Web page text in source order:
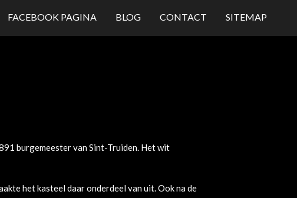
FACEBOOK PAGINA BLOG CONTACT SITEMAP
burgemeester van Sint-Truiden. Het wit
het kasteel daar onderdeel van uit. Ook na de